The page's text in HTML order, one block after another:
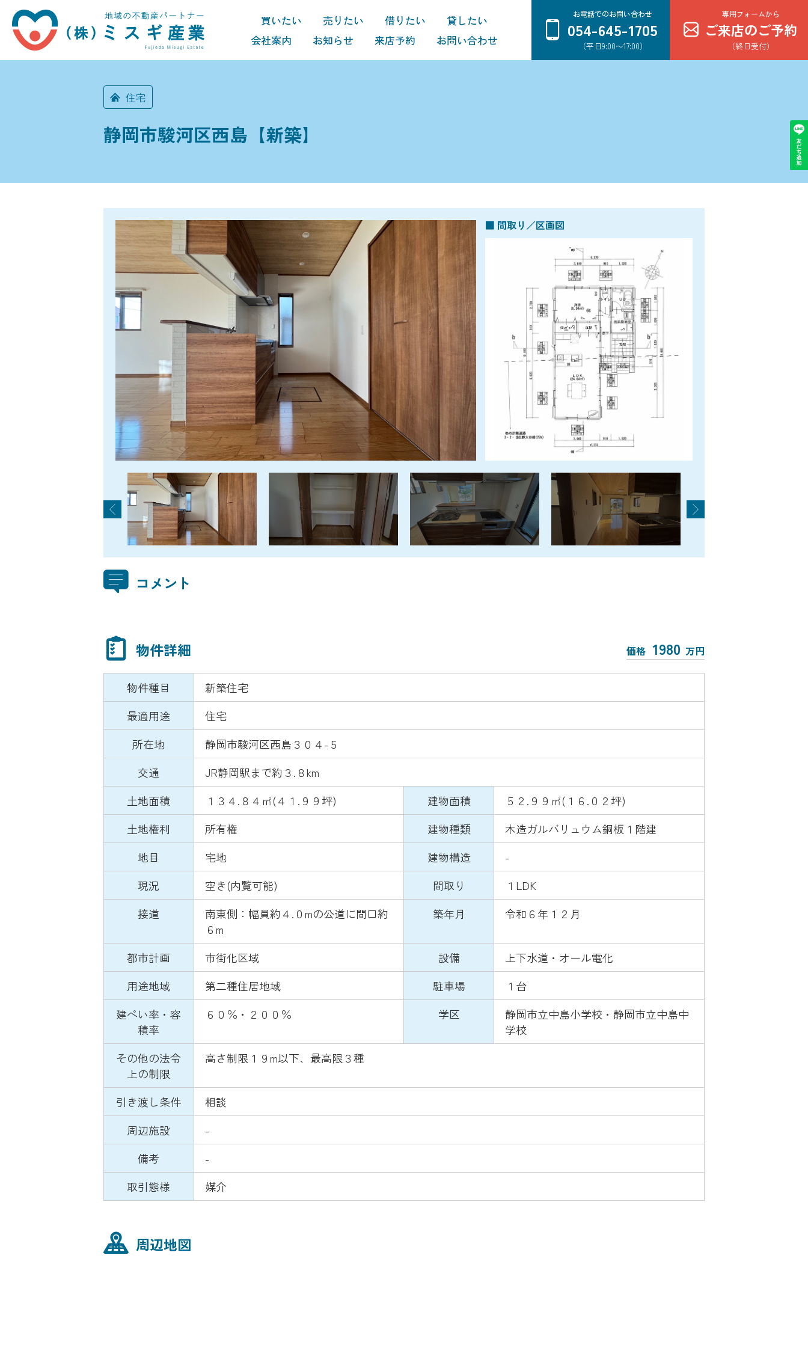
買いたい 売りたい 借りたい
貸したい
会社案内
お知らせ 来店予約 お問い合わせ
お電話でのお問い合わせ
054-645-1705
（平日9:00〜17:00）
専用フォームから
ご来店のご予約
（終日受付）
住宅
静岡市駿河区西島【新築】
■ 間取り／区画図
コメント
物件詳細 価格 1980 万円
物件種目
新築住宅
最適用途
住宅
所在地
静岡市駿河区西島３０４-５
交通
JR静岡駅まで約３.８km
土地面積
１３４.８４㎡(４１.９９坪) 建物面積
５２.９９㎡(１６.０２坪)
土地権利
所有権 建物種類
木造ガルバリュウム銅板１階建
地目
宅地 建物構造
-
現況
空き(内覧可能) 間取り
１LDK
接道
南東側：幅員約４.０mの公道に間口約
６m
築年月 令和６年１２月
都市計画 市街化区域 設備
上下水道・オール電化
用途地域
第二種住居地域 駐車場
１台
建ぺい率・容
積率
６０％・２００％ 学区
静岡市立中島小学校・静岡市立中島中
学校
その他の法令
上の制限
高さ制限１９m以下、最高限３種
引き渡し条件
相談
周辺施設
-
備考
-
取引態様
媒介
周辺地図